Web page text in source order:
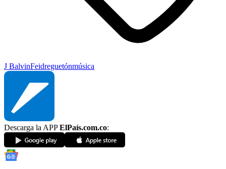
J BalvinFeidreguetónmúsica
Descarga la APPElPaís.com.co: